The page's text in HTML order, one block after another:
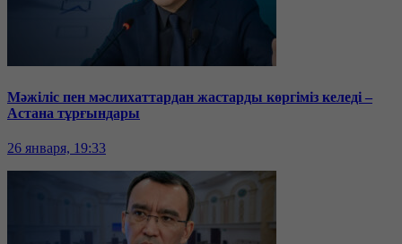
Мәжіліс пен мәслихаттардан жастарды көргіміз келеді –
Астана тұрғындары
26 января, 19:33